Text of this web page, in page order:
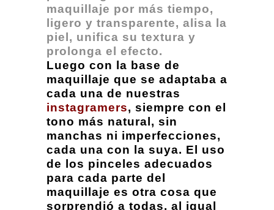
maquillaje por más tiempo,
ligero y transparente, alisa la
piel, unifica su textura y
prolonga el efecto.
Luego con la base de
maquillaje que se adaptaba a
cada una de nuestras
instagramers, siempre con el
tono más natural, sin
manchas ni imperfecciones,
cada una con la suya. El uso
de los pinceles adecuados
para cada parte del
maquillaje es otra cosa que
sorprendió a todas, al igual